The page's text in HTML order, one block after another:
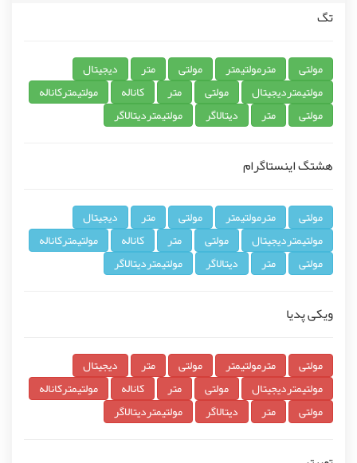
تگ
مولتی مترمولتیمتر مولتی متر
دیجیتال
مولتیمتردیجیتال
مولتی متر کاناله
مولتیمترکاناله
مولتی
متر دیتالاگر مولتیمتردیتالاگر
هشتگ اینستاگرام
مولتی مترمولتیمتر مولتی متر
دیجیتال
مولتیمتردیجیتال
مولتی متر کاناله
مولتیمترکاناله
مولتی
متر دیتالاگر مولتیمتردیتالاگر
ویکی پدیا
مولتی مترمولتیمتر مولتی متر
دیجیتال
مولتیمتردیجیتال
مولتی متر کاناله
مولتیمترکاناله
مولتی
متر دیتالاگر مولتیمتردیتالاگر